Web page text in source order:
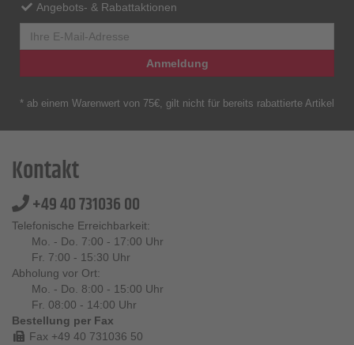
Angebots- & Rabattaktionen
Anmeldung
* ab einem Warenwert von 75€, gilt nicht für bereits rabattierte Artikel
Kontakt
+49 40 731036 00
Telefonische Erreichbarkeit:
Mo. - Do. 7:00 - 17:00 Uhr
Fr. 7:00 - 15:30 Uhr
Abholung vor Ort:
Mo. - Do. 8:00 - 15:00 Uhr
Fr. 08:00 - 14:00 Uhr
Bestellung per Fax
Fax +49 40 731036 50